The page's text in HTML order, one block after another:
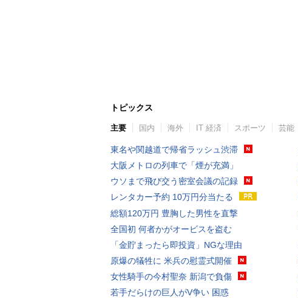
トピックス
主要 国内 海外 IT 経済 スポーツ 芸能
東名や関越道で帰省ラッシュ渋滞
大阪メトロの列車で「煙が充満」
ウソまで飛び交う密室会議の記録
レンタカー予約 10万円分当たる
総額120万円 豊胸した男性を直撃
全国初 何者かがオービスを盗む
「金貯まったら即投資」NGな理由
原爆の犠牲に 米兵の慰霊式開催
女性騎手の今村聖奈 新潟で負傷
若手だらけの巨人がV争い 困惑